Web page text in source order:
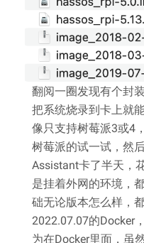
翻阅一圈发现有个封
把系统烧录到卡上就
像只支持树莓派3或4
树莓派的试一试，然
Assistant卡了半天，
是挂着外网的环境，
础无论版本怎么样，
2022.07.07的Docker
为在Docker里面，虽